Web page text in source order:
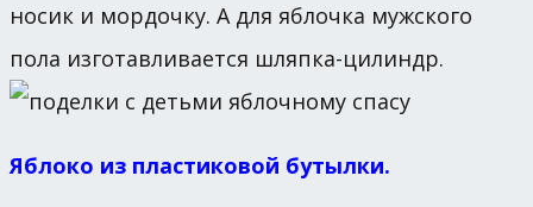
носик и мордочку. А для яблочка мужского
пола изготавливается шляпка-цилиндр.
Яблоко из пластиковой бутылки.